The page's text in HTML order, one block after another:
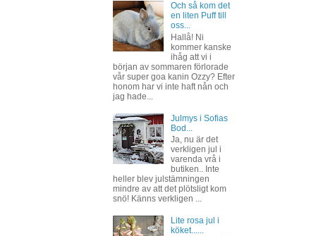
Och så kom det
en liten Puff till
oss...
Hallå! Ni
kommer kanske
ihåg att vi i
början av sommaren förlorade
vår super goa kanin Ozzy? Efter
honom har vi inte haft nån och
jag hade...
Julmys i Sofias
Bod...
Ja, nu är det
verkligen jul i
varenda vrå i
butiken.. Inte
heller blev julstämningen
mindre av att det plötsligt kom
snö! Känns verkligen ...
Lite rosa jul i
köket......